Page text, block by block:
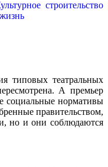
типовых театральных
А премьер
социальные нормативы
правительством,
но и они соблюдаются